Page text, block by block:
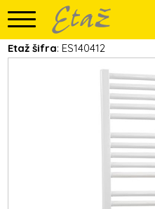
Etaž šifra: ES140412